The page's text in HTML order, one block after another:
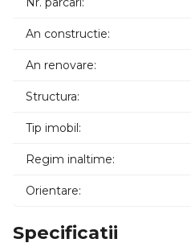
puteti contacta chiar acum!
An constructie:
An renovare:
Structura:
Tip imobil:
Regim inaltime:
Orientare:
Specificatii